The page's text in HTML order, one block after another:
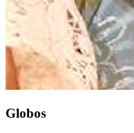
Globos